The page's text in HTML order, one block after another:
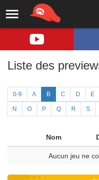
Liste des
0-9 A B C D E
N O P Q R S
Nom
Aucun jeu ne